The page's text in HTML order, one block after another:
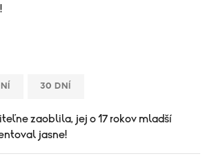
30 DNÍ
zaoblila, jej o 17 rokov mladší
jasne!